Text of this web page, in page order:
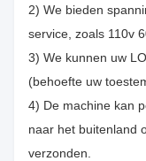
2) We bieden
service, zoals 110v
3) We kunnen uw
(behoefte uw
4) De machine kan
naar het buitenland
verzonden.